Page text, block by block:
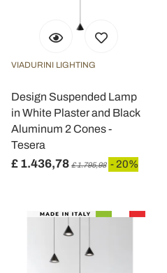
VIADURINI LIGHTING
Design Suspended Lamp
in White Plaster and Black
Aluminum 2 Cones -
Tesera
£ 1.436,78 £ 1.795,98 - 20%